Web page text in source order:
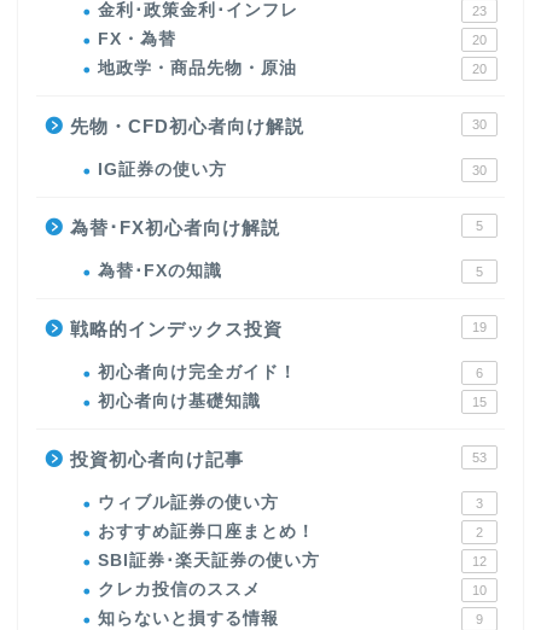
金利･政策金利･インフレ 23
FX・為替 20
地政学・商品先物・原油 20
先物・CFD初心者向け解説 30
IG証券の使い方 30
為替･FX初心者向け解説 5
為替･FXの知識 5
戦略的インデックス投資 19
初心者向け完全ガイド！ 6
初心者向け基礎知識 15
投資初心者向け記事 53
ウィブル証券の使い方 3
おすすめ証券口座まとめ！ 2
SBI証券･楽天証券の使い方 12
クレカ投信のススメ 10
知らないと損する情報 9